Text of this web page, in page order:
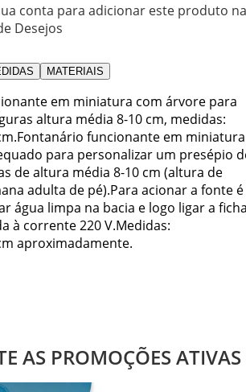
conta para adicionar este produto na
Desejos
MATERIAIS
em miniatura com árvore para
altura média 8-10 cm, medidas:
funcionante em miniatura
para personalizar um presépio
de altura média 8-10 cm (altura de
adulta de pé).Para acionar a fonte é
água limpa na bacia e logo ligar a
à corrente 220 V.Medidas:
aproximadamente.
AS PROMOÇÕES ATIVAS